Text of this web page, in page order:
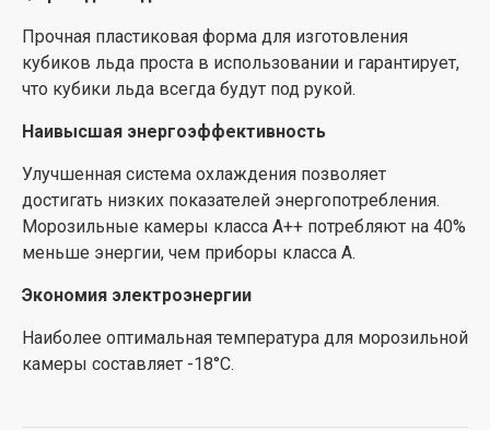
Прочная пластиковая форма для изготовления
кубиков льда проста в использовании и гарантирует,
что кубики льда всегда будут под рукой.
Наивысшая энергоэффективность
Улучшенная система охлаждения позволяет
достигать низких показателей энергопотребления.
Морозильные камеры класса А++ потребляют на 40%
меньше энергии, чем приборы класса А.
Экономия электроэнергии
Наиболее оптимальная температура для морозильной
камеры составляет -18°С.